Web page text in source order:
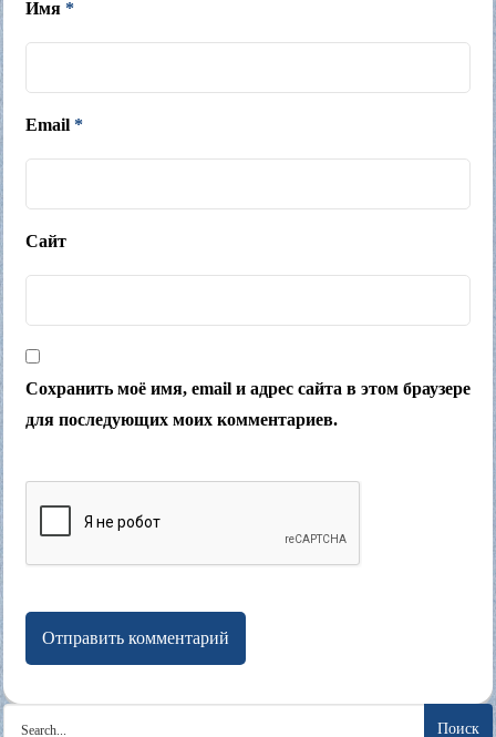
Имя *
Email *
Сайт
Сохранить моё имя, email и адрес сайта в этом браузере
для последующих моих комментариев.